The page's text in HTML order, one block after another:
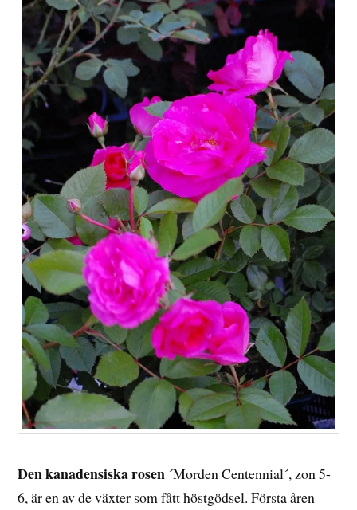
Den kanadensiska rosen ´Morden Centennial´, zon 5-
6, är en av de växter som fått höstgödsel. Första åren